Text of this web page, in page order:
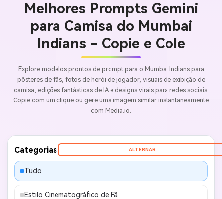
Melhores Prompts Gemini
para Camisa do Mumbai
Indians - Copie e Cole
Explore modelos prontos de prompt para o Mumbai Indians para
pôsteres de fãs, fotos de herói de jogador, visuais de exibição de
camisa, edições fantásticas de IA e designs virais para redes sociais.
Copie com um clique ou gere uma imagem similar instantaneamente
com Media.io.
Categorias ALTERNAR
Tudo
Estilo Cinematográfico de Fã